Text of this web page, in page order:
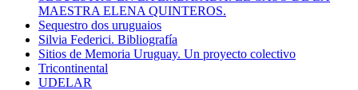
MAESTRA ELENA QUINTEROS.
Sequestro dos uruguaios
Silvia Federici. Bibliografía
Sitios de Memoria Uruguay. Un proyecto colectivo
Tricontinental
UDELAR